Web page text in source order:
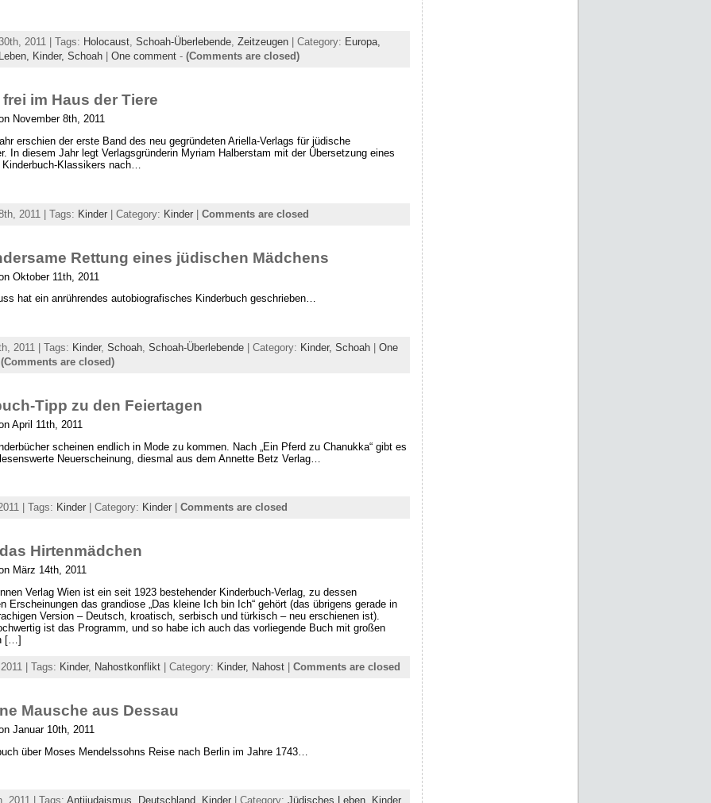
2011 | Tags: Holocaust, Schoah-Überlebende, Zeitzeugen | Category: Europa,
Kinder, Schoah One comment - (Comments are closed)
im Haus der Tiere
November 8th, 2011
erschien der erste Band des neu gegründeten Ariella-Verlags für jüdische
In diesem Jahr legt Verlagsgründerin Myriam Halberstam mit der Übersetzung eines
Kinderbuch-Klassikers nach…
2011 | Tags: Kinder | Category: Kinder | Comments are closed
Rettung eines jüdischen Mädchens
Oktober 11th, 2011
hat ein anrührendes autobiografisches Kinderbuch geschrieben…
2011 | Tags: Kinder, Schoah, Schoah-Überlebende | Category: Kinder, Schoah
One
(Comments are closed)
Tipp zu den Feiertagen
April 11th, 2011
scheinen endlich in Mode zu kommen. Nach „Ein Pferd zu Chanukka“ gibt es
Neuerscheinung, diesmal aus dem Annette Betz Verlag…
| Tags: Kinder | Category: Kinder Comments are closed
Hirtenmädchen
März 14th, 2011
Verlag Wien ist ein seit 1923 bestehender Kinderbuch-Verlag, zu dessen
Erscheinungen das grandiose „Das kleine Ich bin Ich“ gehört (das übrigens gerade in
Version – Deutsch, kroatisch, serbisch und türkisch – neu erschienen ist).
ist das Programm, und so habe ich auch das vorliegende Buch mit großen
[…]
| Tags: Kinder, Nahostkonflikt | Category: Kinder, Nahost Comments are closed
Mausche aus Dessau
Januar 10th, 2011
über Moses Mendelssohns Reise nach Berlin im Jahre 1743…
2011 | Tags: Antijudaismus Deutschland Kinder | Category: Jüdisches Leben, Kinder